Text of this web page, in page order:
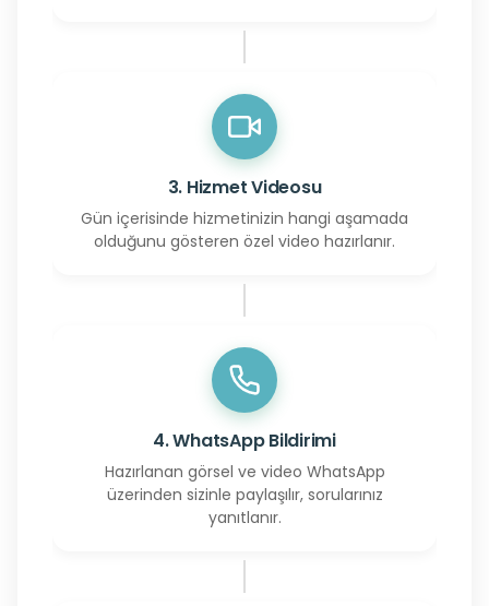
3. Hizmet Videosu
Gün içerisinde hizmetinizin hangi aşamada
olduğunu gösteren özel video hazırlanır.
4. WhatsApp Bildirimi
Hazırlanan görsel ve video WhatsApp
üzerinden sizinle paylaşılır, sorularınız
yanıtlanır.